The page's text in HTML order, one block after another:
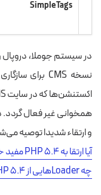
Simple Tags
در سیستم جوملا،
همخوانی غیر فعال گردد.
و ارتقاء شدیدا توصیه
آیا ارتقا به PHP 5.4 مفید خواهد بود؟
چه Loaderهایی از PHP 5.4 پشتیبانی می‌کند؟